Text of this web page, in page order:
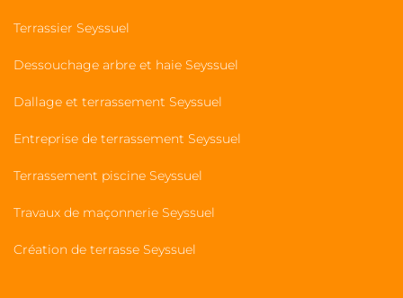
Terrassier Seyssuel
Dessouchage arbre et haie Seyssuel
Dallage et terrassement Seyssuel
Entreprise de terrassement Seyssuel
Terrassement piscine Seyssuel
Travaux de maçonnerie Seyssuel
Création de terrasse Seyssuel